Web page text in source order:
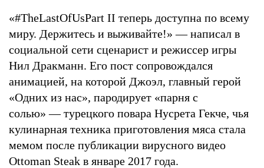
«#TheLastOfUsPart II теперь доступна по всему
миру. Держитесь и выживайте!» — написал в
социальной сети сценарист и режиссер игры
Нил Дракманн. Его пост сопровождался
анимацией, на которой Джоэл, главный герой
«Одних из нас», пародирует «парня с
солью» — турецкого повара Нусрета Гекче, чья
кулинарная техника приготовления мяса стала
мемом после публикации вирусного видео
Ottoman Steak в январе 2017 года.